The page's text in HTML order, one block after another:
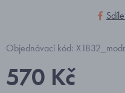
Objednávací kód:
570 Kč